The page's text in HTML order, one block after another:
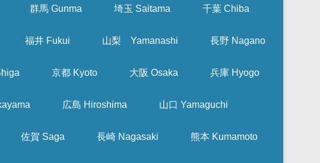
群馬 Gunma 埼玉 Saitama 千葉 Chiba
福井 Fukui 山梨 Yamanashi 長野 Nagano
京都 Kyoto 大阪 Osaka 兵庫 Hyogo
広島 Hiroshima 山口 Yamaguchi
佐賀 Saga 長崎 Nagasaki 熊本 Kumamoto